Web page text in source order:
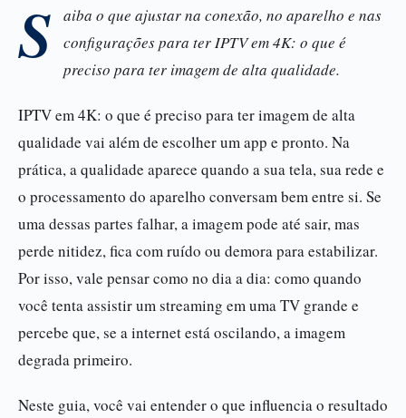
S
aiba o que ajustar na conexão, no aparelho e nas
configurações para ter IPTV em 4K: o que é
preciso para ter imagem de alta qualidade.
IPTV em 4K: o que é preciso para ter imagem de alta
qualidade vai além de escolher um app e pronto. Na
prática, a qualidade aparece quando a sua tela, sua rede e
o processamento do aparelho conversam bem entre si. Se
uma dessas partes falhar, a imagem pode até sair, mas
perde nitidez, fica com ruído ou demora para estabilizar.
Por isso, vale pensar como no dia a dia: como quando
você tenta assistir um streaming em uma TV grande e
percebe que, se a internet está oscilando, a imagem
degrada primeiro.
Neste guia, você vai entender o que influencia o resultado